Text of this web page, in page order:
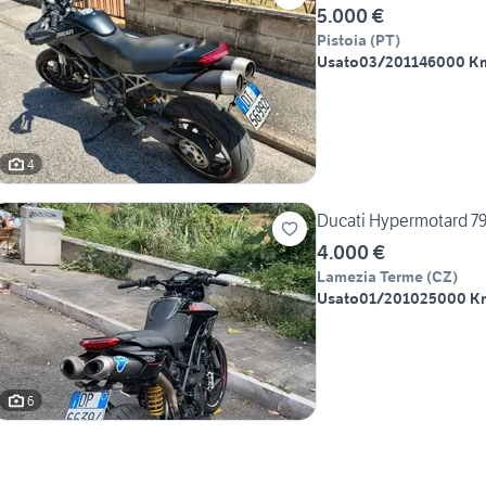
4
5.000 €
Pistoia (PT)
Usato03/201146000
6
Ducati Hypermotard
4.000 €
Lamezia Terme (CZ)
Usato01/201025000